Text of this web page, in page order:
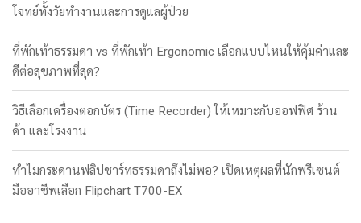
โจทย์ทั้งวัยทำงานและการดูแลผู้ป่วย
ที่พักเท้าธรรมดา vs ที่พักเท้า Ergonomic เลือกแบบไหนให้คุ้มค่าและ
ดีต่อสุขภาพที่สุด?
วิธีเลือกเครื่องตอกบัตร (Time Recorder) ให้เหมาะกับออฟฟิศ ร้าน
ค้า และโรงงาน
ทำไมกระดานฟลิปชาร์ทธรรมดาถึงไม่พอ? เปิดเหตุผลที่นักพรีเซนต์
มืออาชีพเลือก Flipchart T700-EX